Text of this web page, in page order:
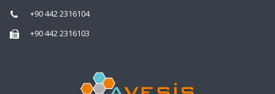
+90 442 2316104
+90 442 2316103